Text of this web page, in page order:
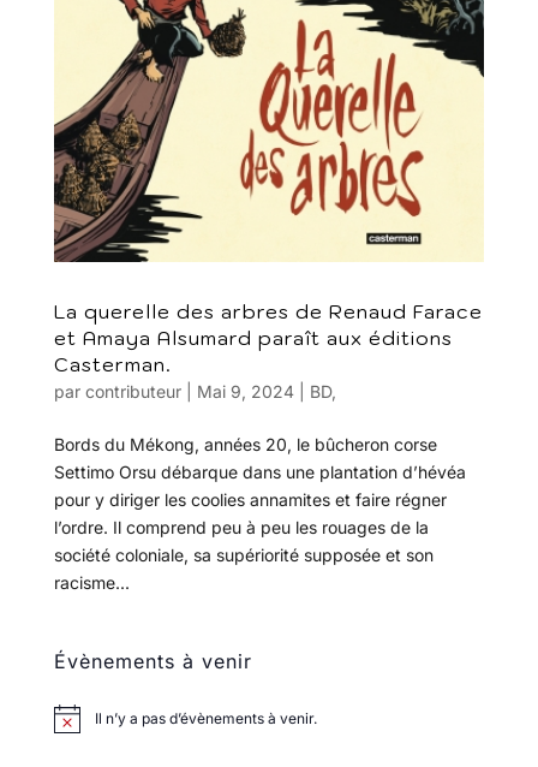
La querelle des arbres de Renaud Farace
et Amaya Alsumard paraît aux éditions
Casterman.
par contributeur| Mai 9, 2024| BD,
Bords du Mékong, années 20, le bûcheron corse
Settimo Orsu débarque dans une plantation d’hévéa
pour y diriger les coolies annamites et faire régner
l’ordre. Il comprend peu à peu les rouages de la
société coloniale, sa supériorité supposée et son
racisme...
Évènements à venir
Il n’y a pas d’évènements à venir.